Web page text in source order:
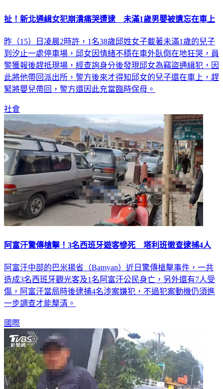
扯！新北通緝女犯崩潰痛哭遭逮 未滿1歲男嬰被遺忘在車上
昨（15）日凌晨2時許，1名38歲邱姓女子載著未滿1歲的兒子
到汐止一處停車場，邱女因情緒不穩在車外臥倒在地狂哭，員
警獲報後趕抵現場，經查詢身分後發現邱女為竊盜通緝犯，因
此將他帶回派出所，警方後來才得知邱女的兒子還在車上，趕
緊將嬰兒帶回，警方還因此充當臨時保母。
社會
阿富汗驚傳槍擊！3名西班牙遊客慘死 塔利班徹查逮捕4人
阿富汗中部的巴米揚省（Bamyan）近日驚傳槍擊事件，一共
造成3名西班牙觀光客及1名阿富汗公民身亡，另外還有7人受
傷，阿富汗當局時後逮捕4名涉案嫌犯，不過犯案動機仍須進
一步調查才能釐清。
國際